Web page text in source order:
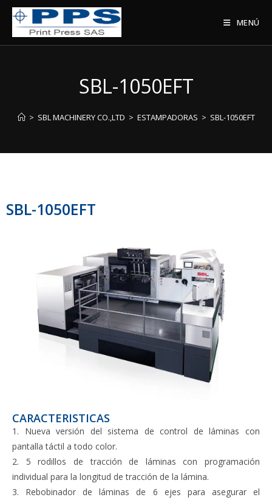
MENÚ
SBL-1050EFT
> SBL MACHINERY CO.,LTD > ESTAMPADORAS > SBL-1050EFT
SBL-1050EFT
CARACTERISTICAS
1. Nueva versión del sistema de control de láminas con
pantalla táctil a todo color.
2. 5 rodillos de tracción de láminas con programación
individual para la longitud de tracción de la lámina.
3. Rebobinador de láminas de 6 ejes para asegurar el